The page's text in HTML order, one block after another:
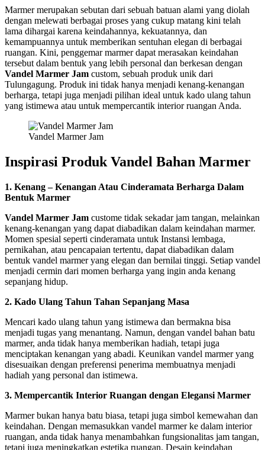
Marmer merupakan sebutan dari sebuah batuan alami yang diolah
dengan melewati berbagai proses yang cukup matang kini telah
lama dihargai karena keindahannya, kekuatannya, dan
kemampuannya untuk memberikan sentuhan elegan di berbagai
ruangan. Kini, penggemar marmer dapat merasakan keindahan
tersebut dalam bentuk yang lebih personal dan berkesan dengan
Vandel Marmer Jam custom, sebuah produk unik dari
Tulungagung. Produk ini tidak hanya menjadi kenang-kenangan
berharga, tetapi juga menjadi pilihan ideal untuk kado ulang tahun
yang istimewa atau untuk mempercantik interior ruangan Anda.
Vandel Marmer Jam
Inspirasi Produk Vandel Bahan Marmer
1. Kenang – Kenangan Atau Cinderamata Berharga Dalam
Bentuk Marmer
Vandel Marmer Jam custome tidak sekadar jam tangan, melainkan
kenang-kenangan yang dapat diabadikan dalam keindahan marmer.
Momen spesial seperti cinderamata untuk Instansi lembaga,
pernikahan, atau pencapaian tertentu, dapat diabadikan dalam
bentuk vandel marmer yang elegan dan bernilai tinggi. Setiap vandel
menjadi cermin dari momen berharga yang ingin anda kenang
sepanjang hidup.
2. Kado Ulang Tahun Tahan Sepanjang Masa
Mencari kado ulang tahun yang istimewa dan bermakna bisa
menjadi tugas yang menantang. Namun, dengan vandel bahan batu
marmer, anda tidak hanya memberikan hadiah, tetapi juga
menciptakan kenangan yang abadi. Keunikan vandel marmer yang
disesuaikan dengan preferensi penerima membuatnya menjadi
hadiah yang personal dan istimewa.
3. Mempercantik Interior Ruangan dengan Elegansi Marmer
Marmer bukan hanya batu biasa, tetapi juga simbol kemewahan dan
keindahan. Dengan memasukkan vandel marmer ke dalam interior
ruangan, anda tidak hanya menambahkan fungsionalitas jam tangan,
tetapi juga meningkatkan estetika ruangan. Desain keindahan